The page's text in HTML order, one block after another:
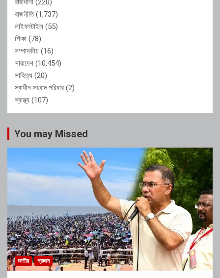
রাজধানী (220)
রাজনীতি(1,737)
লাইফস্টাইল (55)
শিক্ষা (78)
সম্পাদকীয় (16)
সারাদেশ (10,454)
সাহিত্য (20)
স্বাধীন সংবাদ পরিবার (2)
স্বাস্থ্য (107)
You may Missed
জাতীয় প্রচ্ছদ